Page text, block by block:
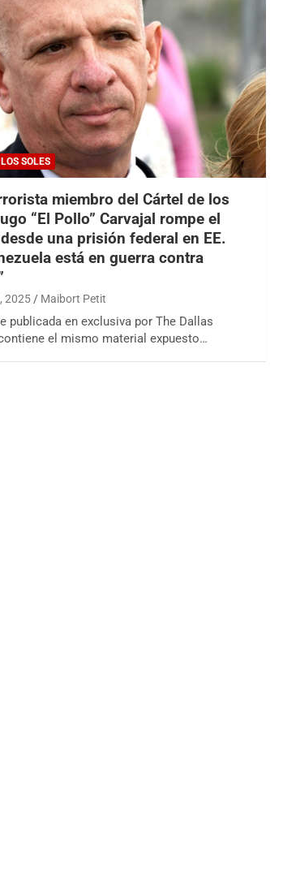
SOLES
miembro del Cártel de los
“El Pollo” Carvajal rompe el
una prisión federal en EE.
está en guerra contra
2025 Maibort Petit
publicada en exclusiva por The Dallas
el mismo material expuesto…